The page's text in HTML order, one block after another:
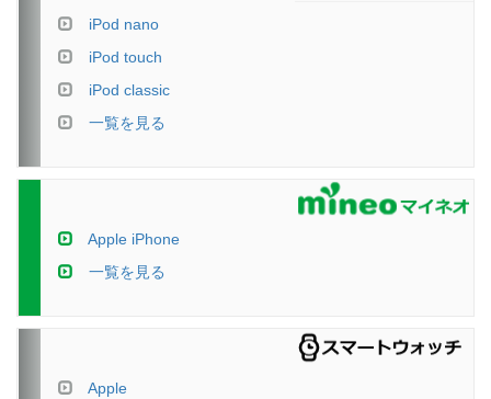
iPod nano
iPod touch
iPod classic
一覧を見る
Apple iPhone
一覧を見る
Apple